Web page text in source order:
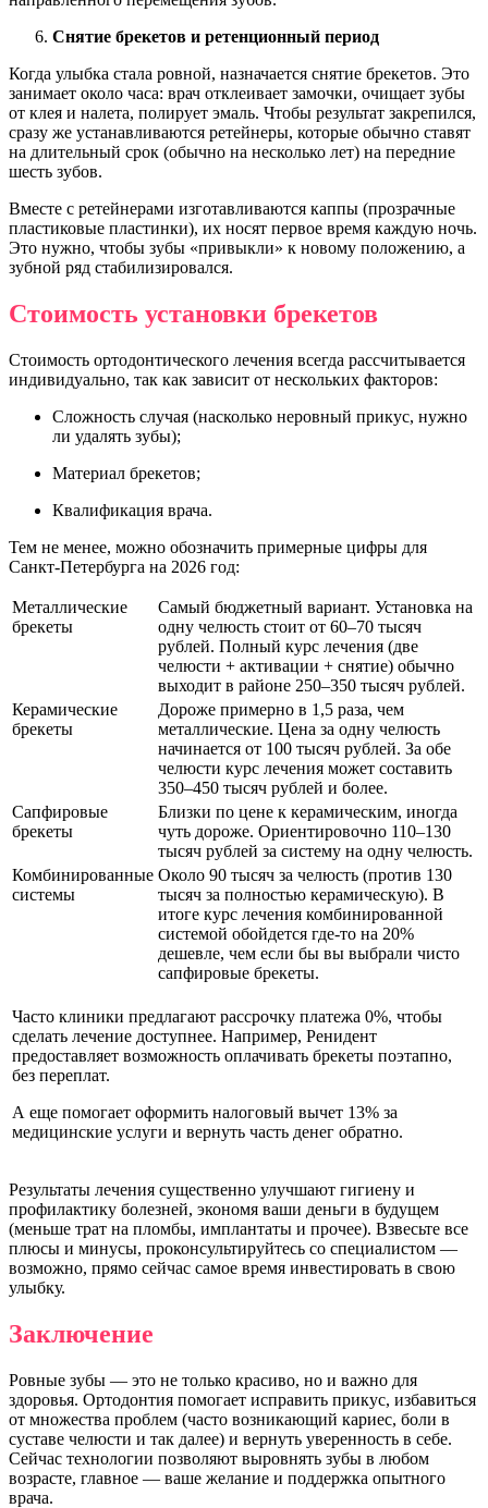
Снятие брекетов и ретенционный период
Когда улыбка стала ровной, назначается снятие брекетов. Это
занимает около часа: врач отклеивает замочки, очищает зубы
от клея и налета, полирует эмаль. Чтобы результат закрепился,
сразу же устанавливаются ретейнеры, которые обычно ставят
на длительный срок (обычно на несколько лет) на передние
шесть зубов.
Вместе с ретейнерами изготавливаются каппы (прозрачные
пластиковые пластинки), их носят первое время каждую ночь.
Это нужно, чтобы зубы «привыкли» к новому положению, а
зубной ряд стабилизировался.
Стоимость установки брекетов
Стоимость ортодонтического лечения всегда рассчитывается
индивидуально, так как зависит от нескольких факторов:
Сложность случая (насколько неровный прикус, нужно
ли удалять зубы);
Материал брекетов;
Квалификация врача.
Тем не менее, можно обозначить примерные цифры для
Санкт-Петербурга на 2026 год:
Металлические
брекеты
Самый бюджетный вариант. Установка на
одну челюсть стоит от 60–70 тысяч
рублей. Полный курс лечения (две
челюсти + активации + снятие) обычно
выходит в районе 250–350 тысяч рублей.
Керамические
брекеты
Дороже примерно в 1,5 раза, чем
металлические. Цена за одну челюсть
начинается от 100 тысяч рублей. За обе
челюсти курс лечения может составить
350–450 тысяч рублей и более.
Сапфировые
брекеты
Близки по цене к керамическим, иногда
чуть дороже. Ориентировочно 110–130
тысяч рублей за систему на одну челюсть.
Комбинированные
системы
Около 90 тысяч за челюсть (против 130
тысяч за полностью керамическую). В
итоге курс лечения комбинированной
системой обойдется где-то на 20%
дешевле, чем если бы вы выбрали чисто
сапфировые брекеты.
Часто клиники предлагают рассрочку платежа 0%, чтобы
сделать лечение доступнее. Например, Ренидент
предоставляет возможность оплачивать брекеты поэтапно,
без переплат.
А еще помогает оформить налоговый вычет 13% за
медицинские услуги и вернуть часть денег обратно.
Результаты лечения существенно улучшают гигиену и
профилактику болезней, экономя ваши деньги в будущем
(меньше трат на пломбы, имплантаты и прочее). Взвесьте все
плюсы и минусы, проконсультируйтесь со специалистом —
возможно, прямо сейчас самое время инвестировать в свою
улыбку.
Заключение
Ровные зубы — это не только красиво, но и важно для
здоровья. Ортодонтия помогает исправить прикус, избавиться
от множества проблем (часто возникающий кариес, боли в
суставе челюсти и так далее) и вернуть уверенность в себе.
Сейчас технологии позволяют выровнять зубы в любом
возрасте, главное — ваше желание и поддержка опытного
врача.